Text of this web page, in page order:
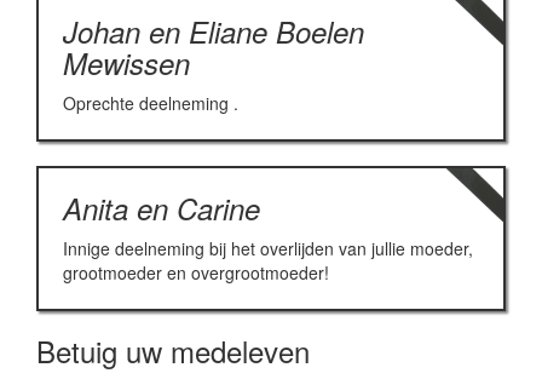
Johan en Eliane Boelen
Mewissen
Oprechte deelneming .
Anita en Carine
Innige deelneming bij het overlijden van jullie moeder,
grootmoeder en overgrootmoeder!
Betuig uw medeleven